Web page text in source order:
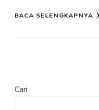
BACA SELENGKAPNYA
Cari